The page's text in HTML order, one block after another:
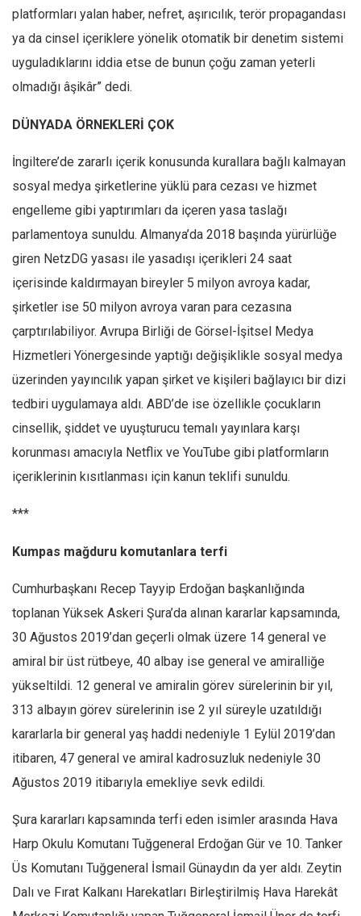
Türkiye
Siyaset
Dünya
Avrupa
Asya
İslam Dünyası
Amerika
Tarih
Düşünce
Dosyalar
platformları yalan haber, nefret, aşırıcılık, terör propagandası
ya da cinsel içeriklere yönelik otomatik bir denetim sistemi
uyguladıklarını iddia etse de bunun çoğu zaman yeterli
olmadığı âşikâr” dedi.
DÜNYADA ÖRNEKLERİ ÇOK
İngiltere’de zararlı içerik konusunda kurallara bağlı kalmayan
sosyal medya şirketlerine yüklü para cezası ve hizmet
engelleme gibi yaptırımları da içeren yasa taslağı
parlamentoya sunuldu. Almanya’da 2018 başında yürürlüğe
giren NetzDG yasası ile yasadışı içerikleri 24 saat
içerisinde kaldırmayan bireyler 5 milyon avroya kadar,
şirketler ise 50 milyon avroya varan para cezasına
çarptırılabiliyor. Avrupa Birliği de Görsel-İşitsel Medya
Hizmetleri Yönergesinde yaptığı değişiklikle sosyal medya
üzerinden yayıncılık yapan şirket ve kişileri bağlayıcı bir dizi
tedbiri uygulamaya aldı. ABD’de ise özellikle çocukların
cinsellik, şiddet ve uyuşturucu temalı yayınlara karşı
korunması amacıyla Netflix ve YouTube gibi platformların
içeriklerinin kısıtlanması için kanun teklifi sunuldu.
***
Kumpas mağduru komutanlara terfi
Cumhurbaşkanı Recep Tayyip Erdoğan başkanlığında
toplanan Yüksek Askeri Şura’da alınan kararlar kapsamında,
30 Ağustos 2019’dan geçerli olmak üzere 14 general ve
amiral bir üst rütbeye, 40 albay ise general ve amiralliğe
yükseltildi. 12 general ve amiralin görev sürelerinin bir yıl,
313 albayın görev sürelerinin ise 2 yıl süreyle uzatıldığı
kararlarla bir general yaş haddi nedeniyle 1 Eylül 2019’dan
itibaren, 47 general ve amiral kadrosuzluk nedeniyle 30
Ağustos 2019 itibarıyla emekliye sevk edildi.
Şura kararları kapsamında terfi eden isimler arasında Hava
Harp Okulu Komutanı Tuğgeneral Erdoğan Gür ve 10. Tanker
Üs Komutanı Tuğgeneral İsmail Günaydın da yer aldı. Zeytin
Dalı ve Fırat Kalkanı Harekatları Birleştirilmiş Hava Harekât